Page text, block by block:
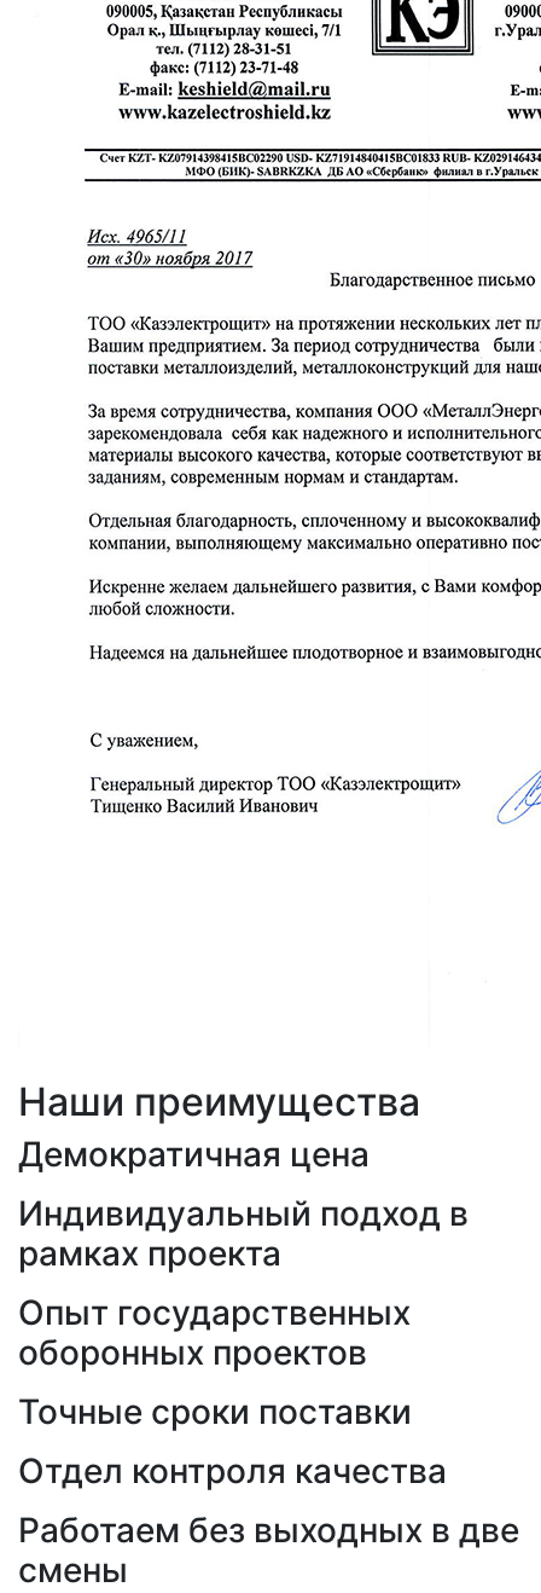
Наши преимущества
Демократичная цена
Индивидуальный подход в
рамках проекта
Опыт государственных
оборонных проектов
Точные сроки поставки
Отдел контроля качества
Работаем без выходных в две
смены